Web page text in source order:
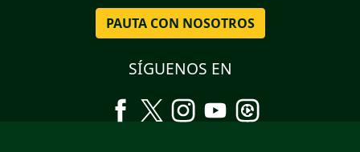
PAUTA CON NOSOTROS
SÍGUENOS EN